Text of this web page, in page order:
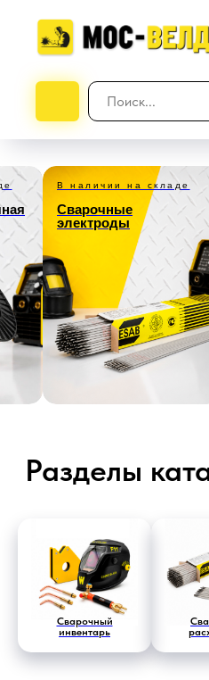
В наличии на складе
Сварочные
электроды
Разделы каталога
Сварочный
инвентарь
профессионалов и
бизнеса
Оригинальные товары
от производителей